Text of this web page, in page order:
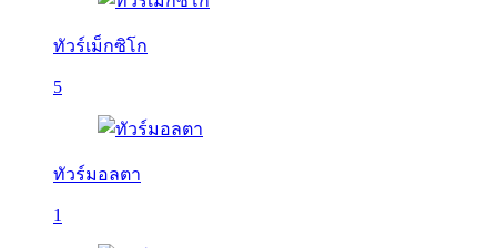
ทัวร์เม็กซิโก
5
ทัวร์มอลตา
1